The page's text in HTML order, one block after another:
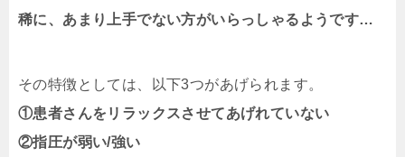
稀に、あまり上手でない方がいらっしゃるようです…
その特徴としては、以下3つがあげられます。
①患者さんをリラックスさせてあげれていない
②指圧が弱い/強い